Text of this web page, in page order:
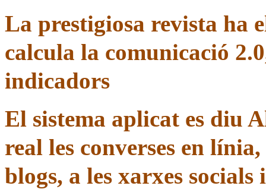
La prestigiosa revista ha
calcula la comunicació
indicadors
El sistema aplicat es diu
real les converses en
blogs, a les xarxes